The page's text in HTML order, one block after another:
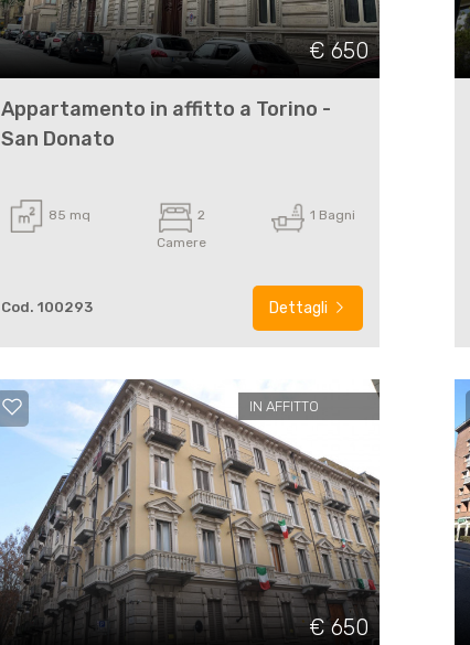
€ 650
Appartamento in affitto a Torino -
San Donato
85 mq
2
Camere
1 Bagni
Cod. 100293 Dettagli
IN AFFITTO
€ 650